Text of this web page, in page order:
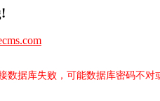
数据库失败，可能数据库密码不对